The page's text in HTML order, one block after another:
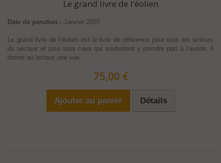
Le grand livre de l'éolien
Date de parution : Janvier 2007
Le grand livre de l’éolien est le livre de référence pour tous les acteurs
du secteur et pour tous ceux qui souhaitent y prendre part à l’avenir. Il
donne au lecteur une vue...
75,00 €
Ajouter au panier Détails